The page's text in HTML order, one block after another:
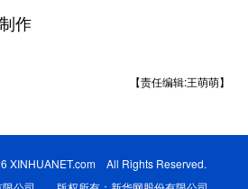
山西
作
【责任编辑:王萌萌】
XINHUANET.com All Rights Reserved.